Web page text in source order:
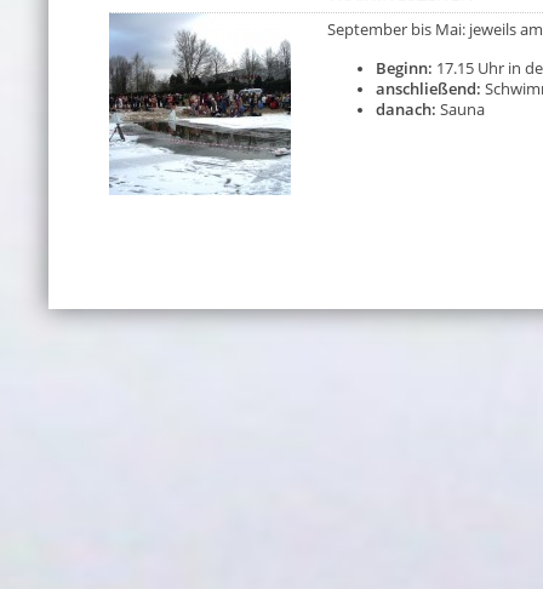
September bis Mai: jeweils
Beginn: 17.15 Uhr in
anschließend:
danach: Sauna